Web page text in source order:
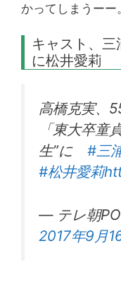
かってしまうーー。
キャスト、
に松井愛莉
高橋克実、
「東大卒童
生”に #三
#松井愛莉
— テレ朝
2017年9月